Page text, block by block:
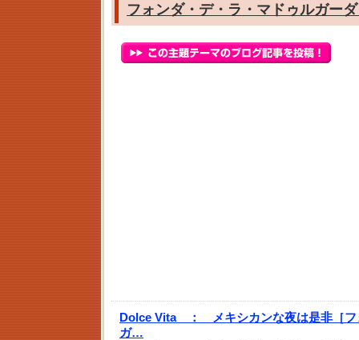
フォンダ・デ・ラ・マドゥルガー
Dolce Vita ：
メキシカンな夜は是非［
ガ…